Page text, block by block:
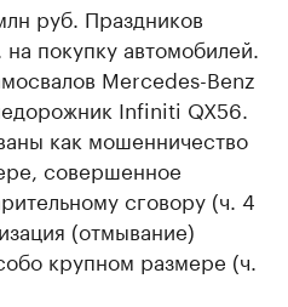
руб. Праздников
покупку автомобилей.
Mercedes-Benz
Infiniti QX56.
как мошенничество
совершенное
сговору (ч. 4
(отмывание)
крупном размере (ч.